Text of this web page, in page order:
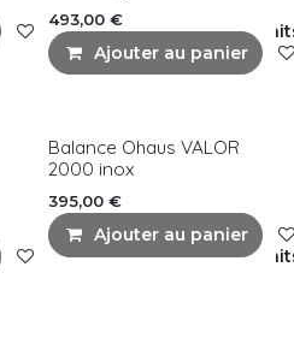
Ajouter à la liste de
493,00€
Ajouter au panier
Ajouter à la liste de
Balance Ohaus VALOR
2000 inox
395,00€
Ajouter au panier